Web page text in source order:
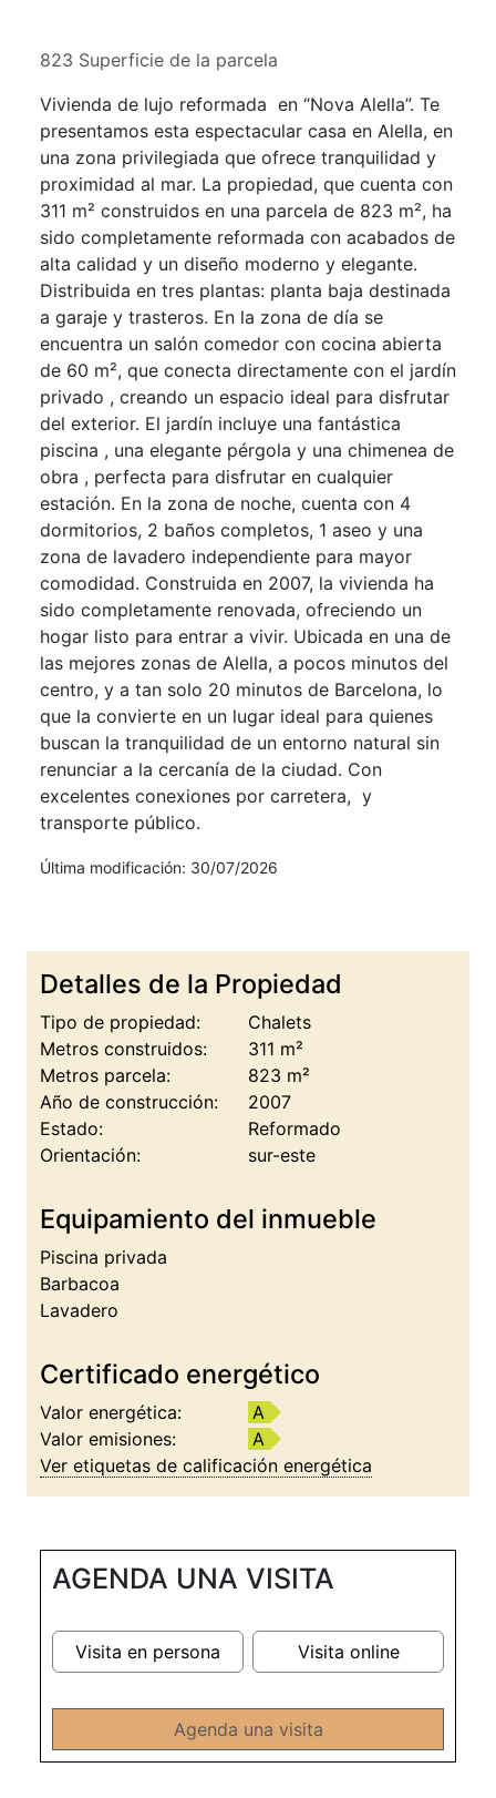
823 Superficie de la parcela
Vivienda de lujo reformada en “Nova Alella”. Te
presentamos esta espectacular casa en Alella, en
una zona privilegiada que ofrece tranquilidad y
proximidad al mar. La propiedad, que cuenta con
311 m² construidos en una parcela de 823 m², ha
sido completamente reformada con acabados de
alta calidad y un diseño moderno y elegante.
Distribuida en tres plantas: planta baja destinada
a garaje y trasteros. En la zona de día se
encuentra un salón comedor con cocina abierta
de 60 m², que conecta directamente con el jardín
privado , creando un espacio ideal para disfrutar
del exterior. El jardín incluye una fantástica
piscina , una elegante pérgola y una chimenea de
obra , perfecta para disfrutar en cualquier
estación. En la zona de noche, cuenta con 4
dormitorios, 2 baños completos, 1 aseo y una
zona de lavadero independiente para mayor
comodidad. Construida en 2007, la vivienda ha
sido completamente renovada, ofreciendo un
hogar listo para entrar a vivir. Ubicada en una de
las mejores zonas de Alella, a pocos minutos del
centro, y a tan solo 20 minutos de Barcelona, lo
que la convierte en un lugar ideal para quienes
buscan la tranquilidad de un entorno natural sin
renunciar a la cercanía de la ciudad. Con
excelentes conexiones por carretera, y
transporte público.
Última modificación: 30/07/2026
Detalles de la Propiedad
Tipo de propiedad:
Chalets
Metros construidos:
311 m²
Metros parcela:
823 m²
Año de construcción:
2007
Estado:
Reformado
Orientación:
sur-este
Equipamiento del inmueble
Piscina privada
Barbacoa
Lavadero
Certificado energético
Valor energética:
A
Valor emisiones:
A
Ver etiquetas de calificación energética
AGENDA UNA VISITA
Visita en persona Visita online
Agenda una visita